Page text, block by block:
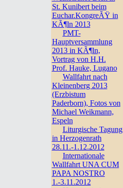
St. Kunibert beim
Euchar.KongreÃŸ in
KÃ¶ln 2013
PMT-
Hauptversammlung
2013 in KÃ¶ln,
Vortrag von H.H.
Prof. Hauke, Lugano
Wallfahrt nach
Kleinenberg 2013
(Erzbistum
Paderborn), Fotos von
Michael Weikmann,
Espeln
Liturgische Tagung
in Herzogenrath
28.11.-1.12.2012
Internationale
Wallfahrt UNA CUM
PAPA NOSTRO
1.-3.11.2012